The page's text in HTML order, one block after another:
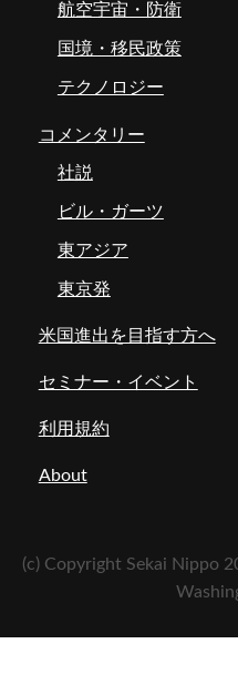
航空宇宙・防衛
国境・移民政策
テクノロジー
コメンタリー
社説
ビル・ガーツ
東アジア
東京発
米国進出を目指す方へ
セミナー・イベント
利用規約
About
(c) Copyright Sekai Nippo